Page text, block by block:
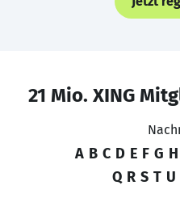
21 Mio. XING
A B C D E F G H
Q R S T U